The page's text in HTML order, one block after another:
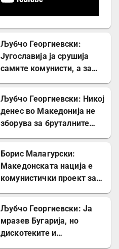
Љубчо Георгиевски:
Југославија ја срушија
самите комунисти, а за
Љубчо Георгиевски: Никој
денес во Македонија не
зборува за бруталните
Борис Малагурски:
Македонската нација е
комунистички проект за
Љубчо Георгиевски: Ја
мразев Бугарија, но
дискотеките и